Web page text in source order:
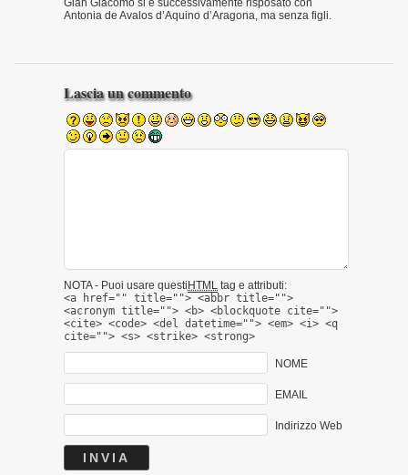
Gian Giacomo si è successivamente risposato con
Antonia de Avalos d’Aquino d’Aragona, ma senza figli.
Lascia un commento
NOTA - Puoi usare questi HTML tag e attributi:
<a href="" title=""> <abbr title="">
<acronym title=""> <b> <blockquote cite="">
<cite> <code> <del datetime=""> <em> <i> <q
cite=""> <s> <strike> <strong>
NOME
EMAIL
Indirizzo Web